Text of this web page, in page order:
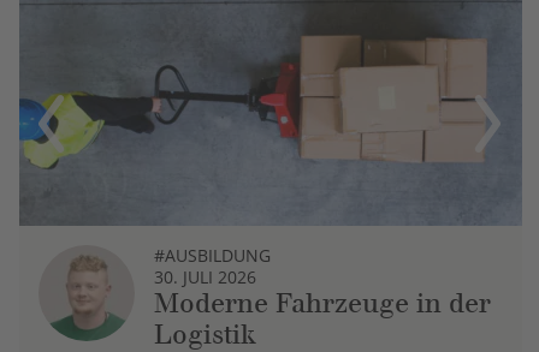
Previous
#AUSBILDUNG
30. JULI 2026
Moderne Fahrzeuge in der
Logistik
Next